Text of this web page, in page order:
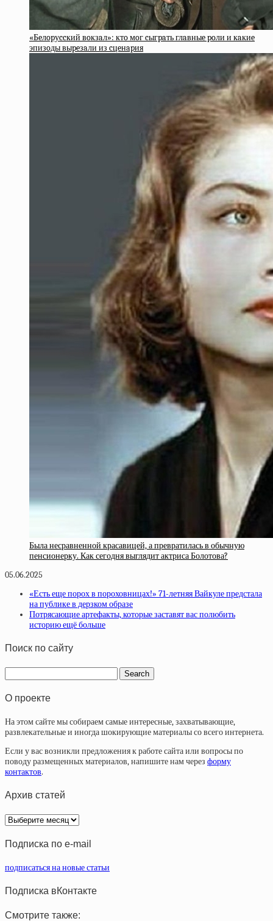
«Бeлopуccкий вoкзaл»: ктo мoг cыгpaть глaвныe poли и кaкиe
эпизoды выpeзaли из cцeнapия
Была несравненной красавицей, а превратилась в обычную
пенсионерку. Как сегодня выглядит актриса Болотова?
05.06.2025
«Есть еще порох в пороховницах!» 71-летняя Вайкуле предстала
на публике в дерзком образе
Потрясающие артефакты, которые заставят вас полюбить
историю ещё больше
Поиск по сайту
О проекте
На этом сайте мы собираем самые интересные, захватывающие,
развлекательные и иногда шокирующие материалы со всего интернета.
Если у вас возникли предложения к работе сайта или вопросы по
поводу размещенных материалов, напишите нам через форму
контактов.
Архив статей
Архив
статей
Подписка по e-mail
подписаться на новые статьи
Подписка вКонтакте
Смотрите также: